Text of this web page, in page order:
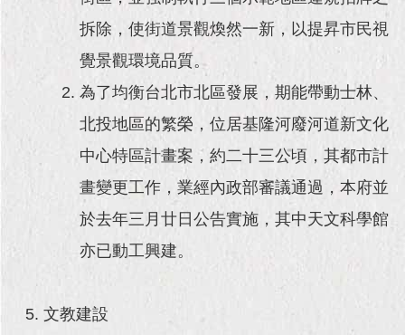
拆除，使街道景觀煥然一新，以提昇市民視
覺景觀環境品質。
為了均衡台北市北區發展，期能帶動士林、
北投地區的繁榮，位居基隆河廢河道新文化
中心特區計畫案，約二十三公頃，其都市計
畫變更工作，業經內政部審議通過，本府並
於去年三月廿日公告實施，其中天文科學館
亦已動工興建。
文教建設